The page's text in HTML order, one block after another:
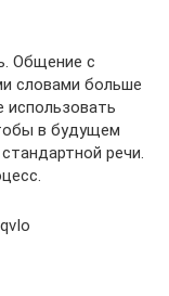
Общение с
словами больше
использовать
в будущем
речи.